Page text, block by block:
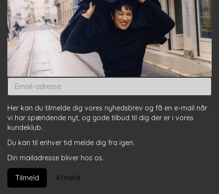
Email-
adresse
Her kan du tilmelde dig vores nyhedsbrev og få en e-mail når
vi har spændende nyt, og gode tilbud til dig der er i vores
kundeklub.
Du kan til enhver tid melde dig fra igen.
Din mailadresse bliver hos os.
Tilmeld Afmeld